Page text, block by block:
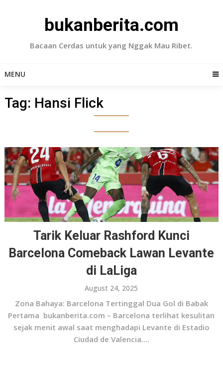
bukanberita.com
Bacaan Cerdas untuk yang Nggak Mau Ribet.
MENU
Tag: Hansi Flick
Tarik Keluar Rashford Kunci
Barcelona Comeback Lawan Levante
di LaLiga
August 24, 2025
Zona Bahaya: Barcelona Tertinggal Dua Gol di Babak
Pertama bukanberita.com – Barcelona terlihat kesulitan
sejak menit awal saat menghadapi Levante di Estadio
Ciudad de Valencia....